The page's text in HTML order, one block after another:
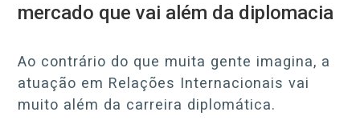
mercado que vai além da diplomacia
Ao contrário do que muita gente imagina, a
atuação em Relações Internacionais vai
muito além da carreira diplomática.